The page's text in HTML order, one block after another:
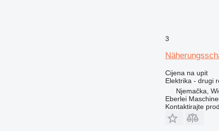
3
Cijena na upit
Elektrika - drugi
Njemačka,
Eberlei
Kontaktirajte